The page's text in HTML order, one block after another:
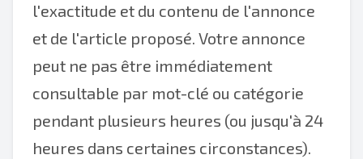
l'exactitude et du contenu de l'annonce
et de l'article proposé. Votre annonce
peut ne pas être immédiatement
consultable par mot-clé ou catégorie
pendant plusieurs heures (ou jusqu'à 24
heures dans certaines circonstances).